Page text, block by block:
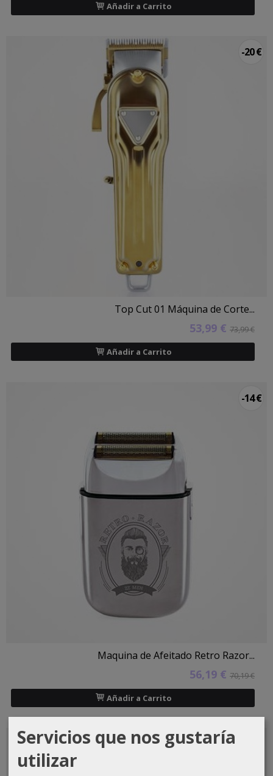
Añadir a Carrito
-20 €
Top Cut 01 Máquina de Corte...
53,99 € 73,99 €
Añadir a Carrito
-14 €
Maquina de Afeitado Retro Razor...
56,19 € 70,19 €
Añadir a Carrito
Servicios que nos gustaría
utilizar